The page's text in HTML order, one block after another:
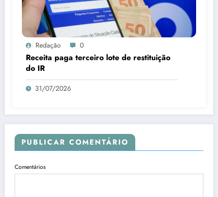
Redação 0
Receita paga terceiro lote de restituição
do IR
31/07/2026
PUBLICAR COMENTÁRIO
Comentários